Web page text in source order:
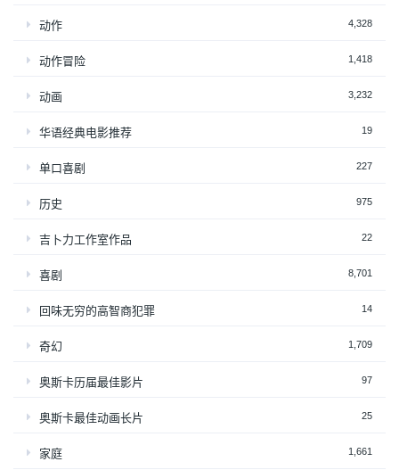
动作 4,328
动作冒险 1,418
动画 3,232
华语经典电影推荐 19
单口喜剧 227
历史 975
吉卜力工作室作品 22
喜剧 8,701
回味无穷的高智商犯罪 14
奇幻 1,709
奥斯卡历届最佳影片 97
奥斯卡最佳动画长片 25
家庭 1,661